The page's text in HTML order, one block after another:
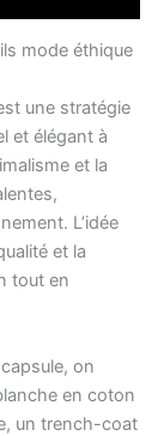
mode éthique
une stratégie
et élégant à
et la
L’idée
et la
tout en
on
en coton
un trench-coat